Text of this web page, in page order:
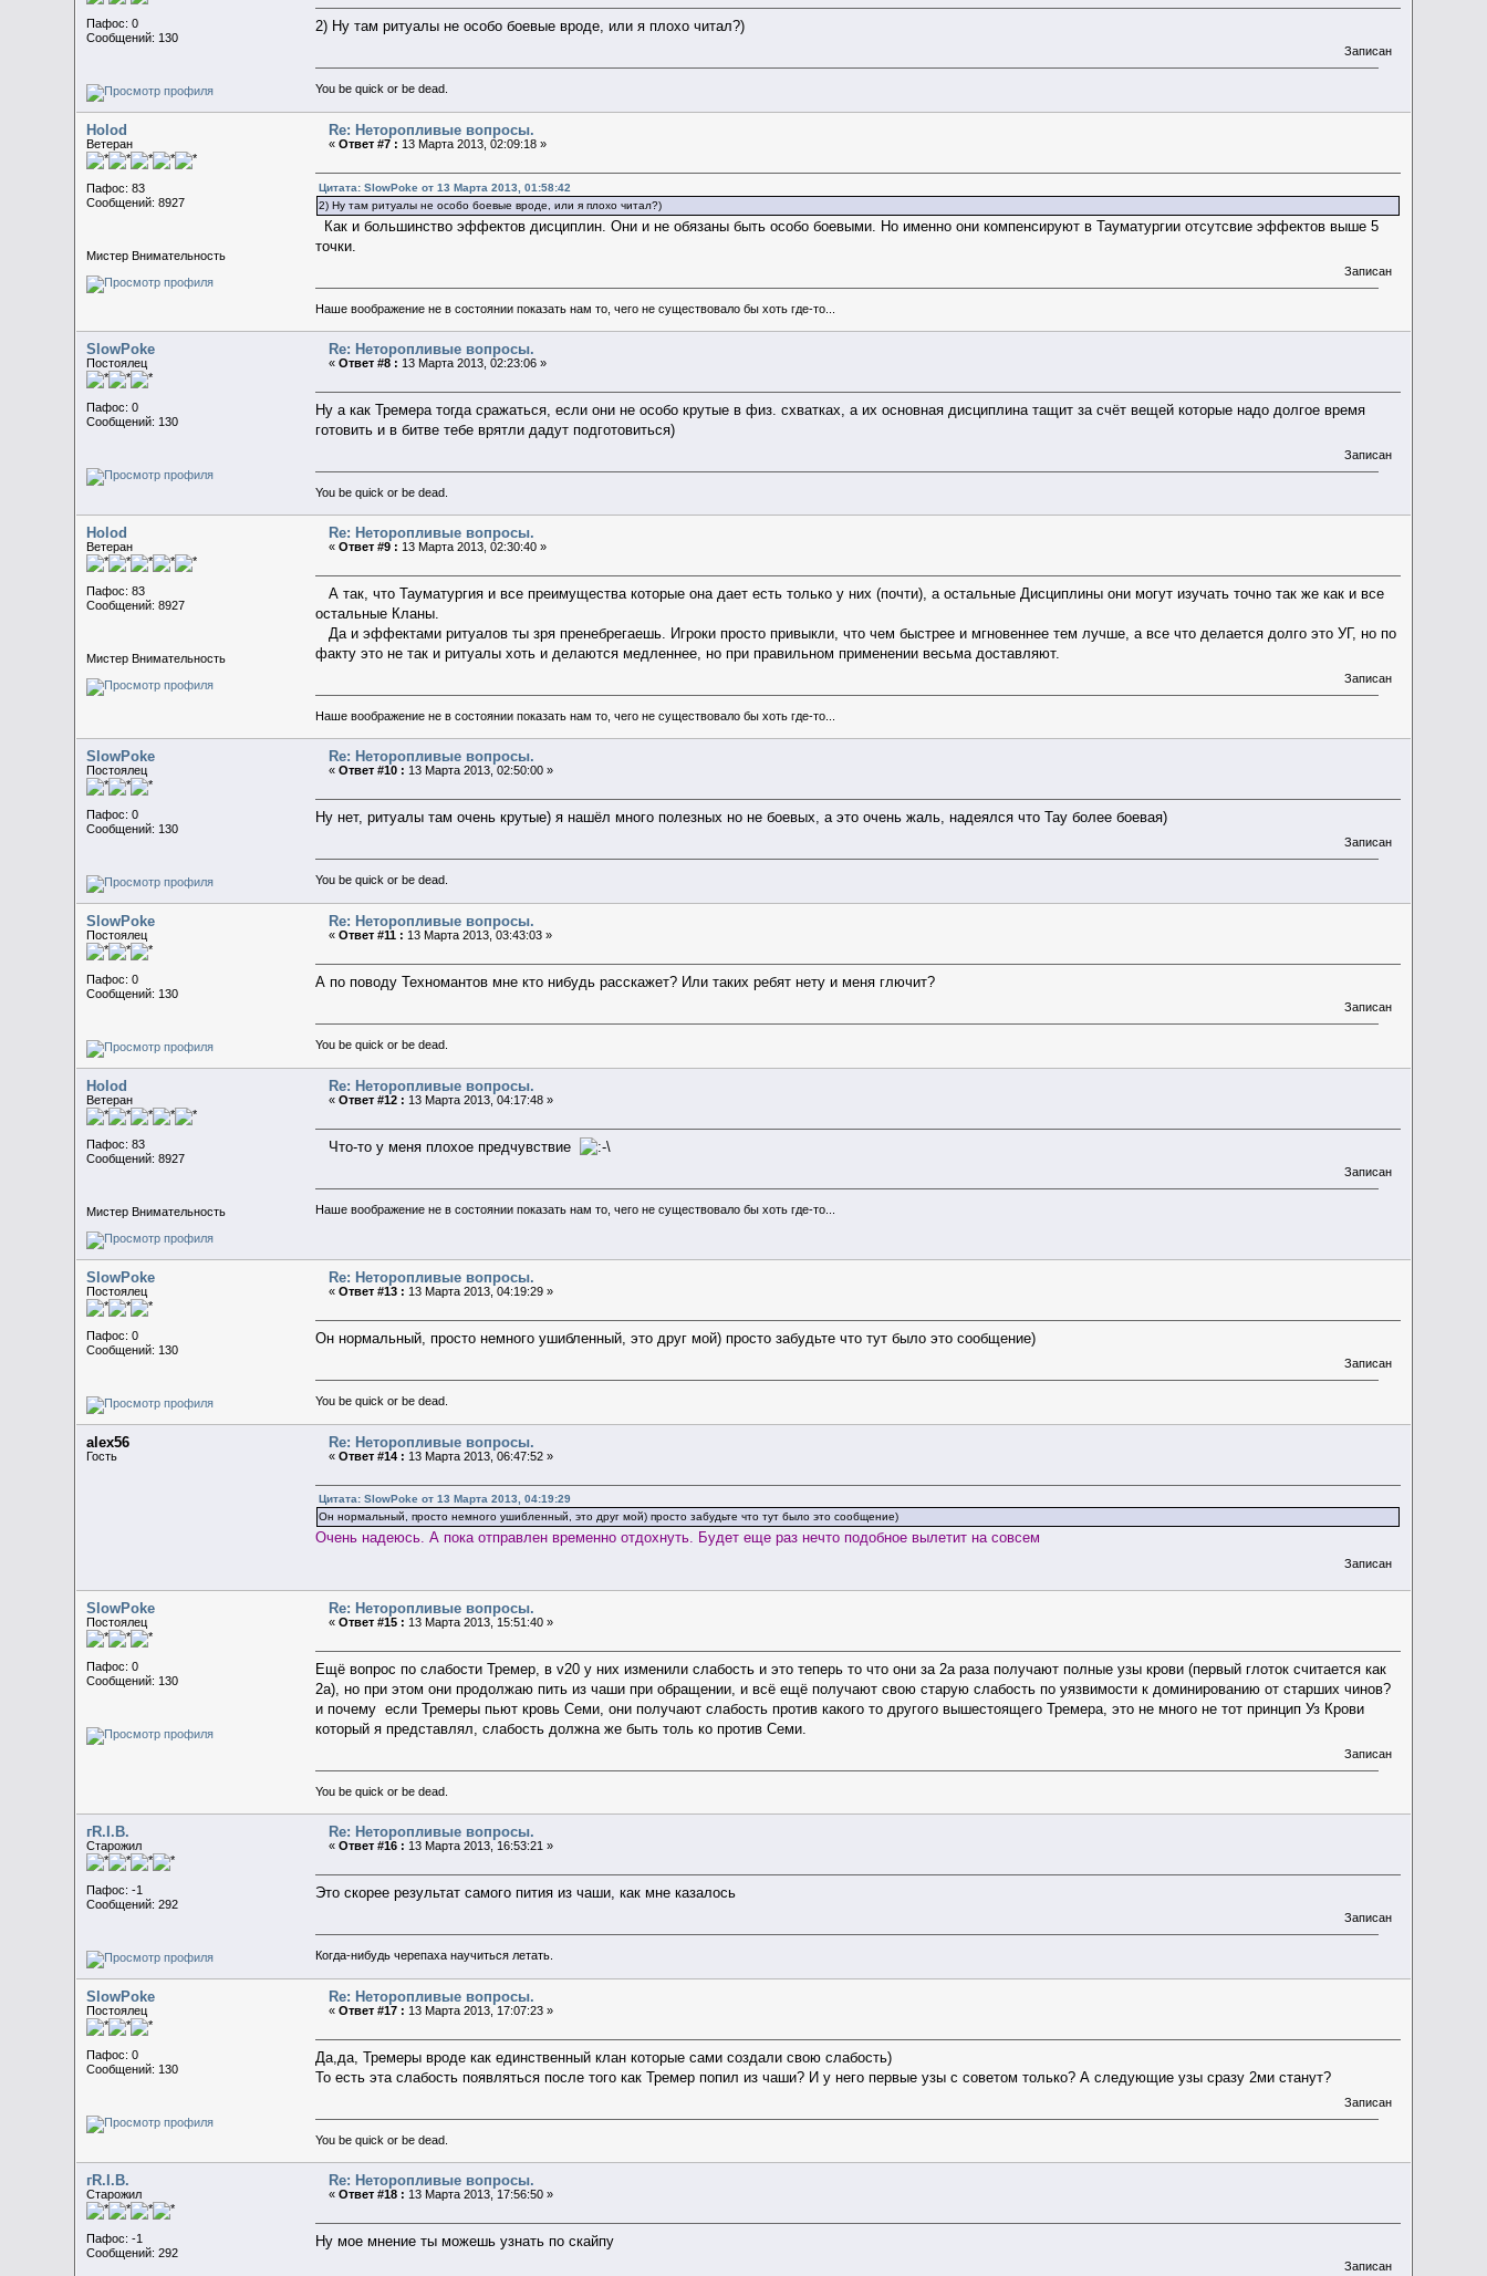
Пафос: 0
Сообщений: 130
2) Ну там ритуалы не особо боевые вроде, или я плохо читал?)
Записан
You be quick or be dead.
Holod
Ветеран
Пафос: 83
Сообщений: 8927
Мистер Внимательность
Re: Неторопливые вопросы.
«Ответ #7 : 13 Марта 2013, 02:09:18 »
Цитата: SlowPoke от 13 Марта 2013, 01:58:42
2) Ну там ритуалы не особо боевые вроде, или я плохо читал?)
Как и большинство эффектов дисциплин. Они и не обязаны быть особо боевыми. Но именно они компенсируют в Тауматургии отсутсвие эффектов выше 5
точки.
Записан
Наше воображение не в состоянии показать нам то, чего не существовало бы хоть где-то...
SlowPoke
Постоялец
Пафос: 0
Сообщений: 130
Re: Неторопливые вопросы.
«Ответ #8 : 13 Марта 2013, 02:23:06 »
Ну а как Тремера тогда сражаться, если они не особо крутые в физ. схватках, а их основная дисциплина тащит за счёт вещей которые надо долгое время
готовить и в битве тебе врятли дадут подготовиться)
Записан
You be quick or be dead.
Holod
Ветеран
Пафос: 83
Сообщений: 8927
Мистер Внимательность
Re: Неторопливые вопросы.
«Ответ #9 : 13 Марта 2013, 02:30:40 »
А так, что Тауматургия и все преимущества которые она дает есть только у них (почти), а остальные Дисциплины они могут изучать точно так же как и все
остальные Кланы.
Да и эффектами ритуалов ты зря пренебрегаешь. Игроки просто привыкли, что чем быстрее и мгновеннее тем лучше, а все что делается долго это УГ, но по
факту это не так и ритуалы хоть и делаются медленнее, но при правильном применении весьма доставляют.
Записан
Наше воображение не в состоянии показать нам то, чего не существовало бы хоть где-то...
SlowPoke
Постоялец
Пафос: 0
Сообщений: 130
Re: Неторопливые вопросы.
«Ответ #10 : 13 Марта 2013, 02:50:00 »
Ну нет, ритуалы там очень крутые) я нашёл много полезных но не боевых, а это очень жаль, надеялся что Тау более боевая)
Записан
You be quick or be dead.
SlowPoke
Постоялец
Пафос: 0
Сообщений: 130
Re: Неторопливые вопросы.
«Ответ #11 : 13 Марта 2013, 03:43:03 »
А по поводу Техномантов мне кто нибудь расскажет? Или таких ребят нету и меня глючит?
Записан
You be quick or be dead.
Holod
Ветеран
Пафос: 83
Сообщений: 8927
Мистер Внимательность
Re: Неторопливые вопросы.
«Ответ #12 : 13 Марта 2013, 04:17:48 »
Что-то у меня плохое предчувствие
Записан
Наше воображение не в состоянии показать нам то, чего не существовало бы хоть где-то...
SlowPoke
Постоялец
Пафос: 0
Сообщений: 130
Re: Неторопливые вопросы.
«Ответ #13 : 13 Марта 2013, 04:19:29 »
Он нормальный, просто немного ушибленный, это друг мой) просто забудьте что тут было это сообщение)
Записан
You be quick or be dead.
alex56
Гость
Re: Неторопливые вопросы.
«Ответ #14 : 13 Марта 2013, 06:47:52 »
Цитата: SlowPoke от 13 Марта 2013, 04:19:29
Он нормальный, просто немного ушибленный, это друг мой) просто забудьте что тут было это сообщение)
Очень надеюсь. А пока отправлен временно отдохнуть. Будет еще раз нечто подобное вылетит на совсем
Записан
SlowPoke
Постоялец
Пафос: 0
Сообщений: 130
Re: Неторопливые вопросы.
«Ответ #15 : 13 Марта 2013, 15:51:40 »
Ещё вопрос по слабости Тремер, в v20 у них изменили слабость и это теперь то что они за 2а раза получают полные узы крови (первый глоток считается как
2а), но при этом они продолжаю пить из чаши при обращении, и всё ещё получают свою старую слабость по уязвимости к доминированию от старших чинов?
и почему если Тремеры пьют кровь Семи, они получают слабость против какого то другого вышестоящего Тремера, это не много не тот принцип Уз Крови
который я представлял, слабость должна же быть толь ко против Семи.
Записан
You be quick or be dead.
гR.I.B.
Старожил
Пафос: -1
Сообщений: 292
Re: Неторопливые вопросы.
«Ответ #16 : 13 Марта 2013, 16:53:21 »
Это скорее результат самого пития из чаши, как мне казалось
Записан
Когда-нибудь черепаха научиться летать.
SlowPoke
Постоялец
Пафос: 0
Сообщений: 130
Re: Неторопливые вопросы.
«Ответ #17 : 13 Марта 2013, 17:07:23 »
Да,да, Тремеры вроде как единственный клан которые сами создали свою слабость)
То есть эта слабость появляться после того как Тремер попил из чаши? И у него первые узы с советом только? А следующие узы сразу 2ми станут?
Записан
You be quick or be dead.
гR.I.B.
Старожил
Пафос: -1
Сообщений: 292
Re: Неторопливые вопросы.
«Ответ #18 : 13 Марта 2013, 17:56:50 »
Ну мое мнение ты можешь узнать по скайпу
Записан